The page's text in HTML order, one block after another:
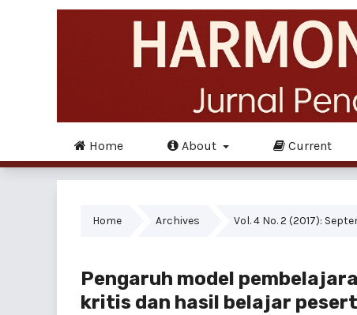
Home About Current
Home Archives Vol. 4 No. 2 (2017):
Pengaruh model
kritis dan hasil belajar